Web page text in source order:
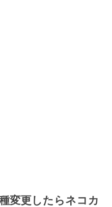
変更したらネコカ